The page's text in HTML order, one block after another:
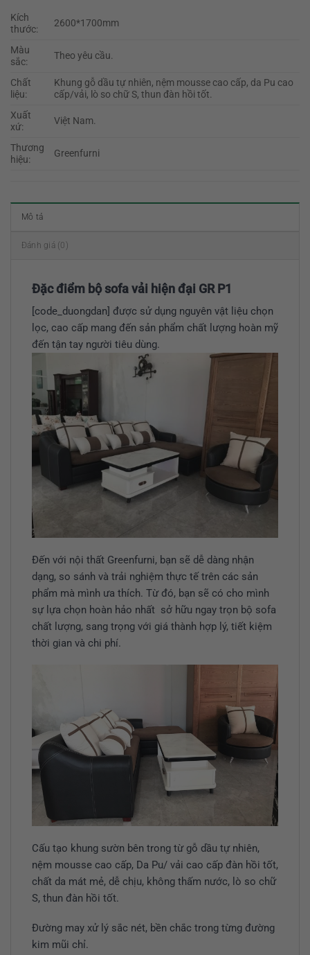
Kích
thước:
2600*1700mm
Màu
sắc:
Theo yêu cầu.
Chất
liệu:
Khung gỗ dầu tự nhiên, nệm mousse cao cấp, da Pu cao
cấp/vải, lò so chữ S, thun đàn hồi tốt.
Xuất
xứ:
Việt Nam.
Thương
hiệu:
Greenfurni
Mô tả
Đánh giá (0)
Đặc điểm bộ sofa vải hiện đại GR P1
[code_duongdan] được sử dụng nguyên vật liệu chọn
lọc, cao cấp mang đến sản phẩm chất lượng hoàn mỹ
đến tận tay người tiêu dùng.
Đến với nội thất Greenfurni, bạn sẽ dễ dàng nhận
dạng, so sánh và trải nghiệm thực tế trên các sản
phẩm mà mình ưa thích. Từ đó, bạn sẽ có cho mình
sự lựa chọn hoàn hảo nhất sở hữu ngay trọn bộ sofa
chất lượng, sang trọng với giá thành hợp lý, tiết kiệm
thời gian và chi phí.
Cấu tạo khung sườn bên trong từ gỗ dầu tự nhiên,
nệm mousse cao cấp, Da Pu/ vải cao cấp đàn hồi tốt,
chất da mát mẻ, dễ chịu, không thấm nước, lò so chữ
S, thun đàn hồi tốt.
Đường may xử lý sắc nét, bền chắc trong từng đường
kim mũi chỉ.